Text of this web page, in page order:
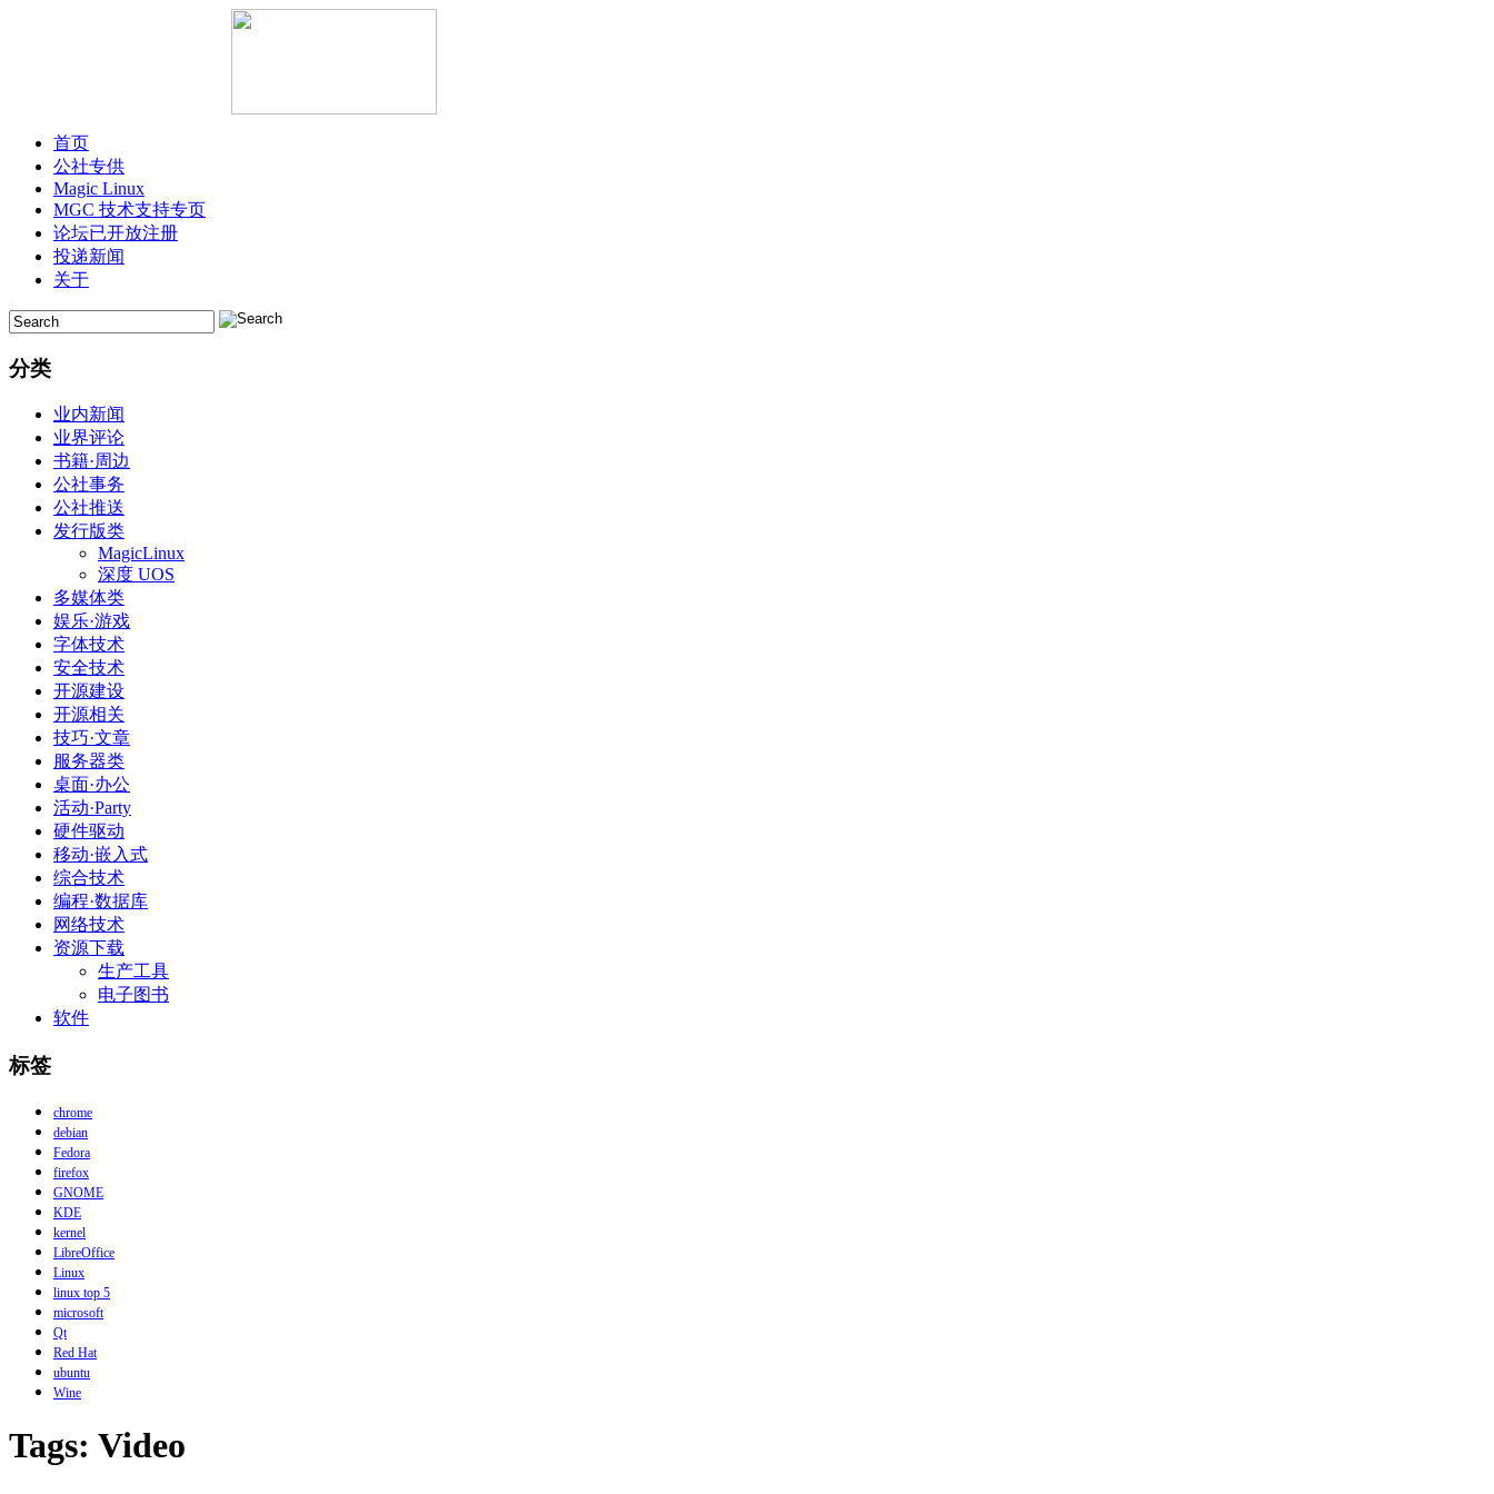
首页
公社专供
Magic Linux
MGC 技术支持专页
论坛已开放注册
投递新闻
关于
分类
业内新闻
业界评论
书籍·周边
公社事务
公社推送
发行版类
MagicLinux
深度 UOS
多媒体类
娱乐·游戏
字体技术
安全技术
开源建设
开源相关
技巧·文章
服务器类
桌面·办公
活动·Party
硬件驱动
移动·嵌入式
综合技术
编程·数据库
网络技术
资源下载
生产工具
电子图书
软件
标签
chrome
debian
Fedora
firefox
GNOME
KDE
kernel
LibreOffice
Linux
linux top 5
microsoft
Qt
Red Hat
ubuntu
Wine
Tags: Video